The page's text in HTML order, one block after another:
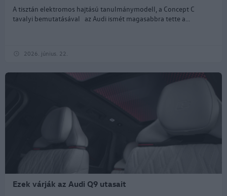
A tisztán elektromos hajtású tanulmánymodell, a Concept C
tavalyi bemutatásával az Audi ismét magasabbra tette a...
2026. június. 22.
Ezek várják az Audi Q9 utasait